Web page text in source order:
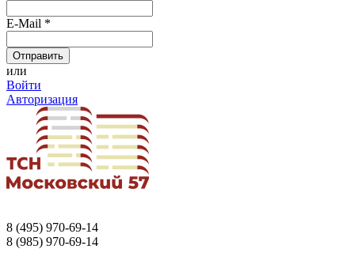
E-Mail *
или
Войти
Авторизация
8 (495) 970-69-14
8 (985) 970-69-14